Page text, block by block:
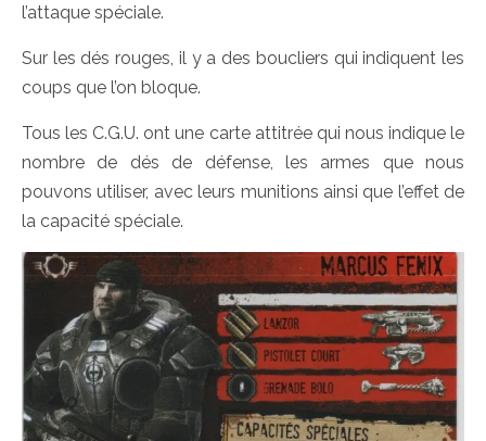
l’attaque spéciale.
Sur les dés rouges, il y a des boucliers qui indiquent les
coups que l’on bloque.
Tous les C.G.U. ont une carte attitrée qui nous indique le
nombre de dés de défense, les armes que nous
pouvons utiliser, avec leurs munitions ainsi que l’effet de
la capacité spéciale.